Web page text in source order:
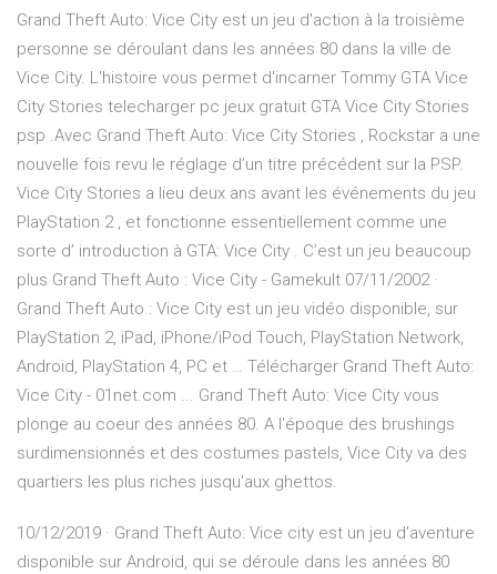
Grand Theft Auto: Vice City est un jeu d'action à la troisième
personne se déroulant dans les années 80 dans la ville de
Vice City. L'histoire vous permet d'incarner Tommy GTA Vice
City Stories telecharger pc jeux gratuit GTA Vice City Stories
psp .Avec Grand Theft Auto: Vice City Stories , Rockstar a une
nouvelle fois revu le réglage d’un titre précédent sur la PSP.
Vice City Stories a lieu deux ans avant les événements du jeu
PlayStation 2 , et fonctionne essentiellement comme une
sorte d’ introduction à GTA: Vice City . C’est un jeu beaucoup
plus Grand Theft Auto : Vice City - Gamekult 07/11/2002 ·
Grand Theft Auto : Vice City est un jeu vidéo disponible, sur
PlayStation 2, iPad, iPhone/iPod Touch, PlayStation Network,
Android, PlayStation 4, PC et … Télécharger Grand Theft Auto:
Vice City - 01net.com ... Grand Theft Auto: Vice City vous
plonge au coeur des années 80. A l'époque des brushings
surdimensionnés et des costumes pastels, Vice City va des
quartiers les plus riches jusqu'aux ghettos.
10/12/2019 · Grand Theft Auto: Vice city est un jeu d'aventure
disponible sur Android, qui se déroule dans les années 80